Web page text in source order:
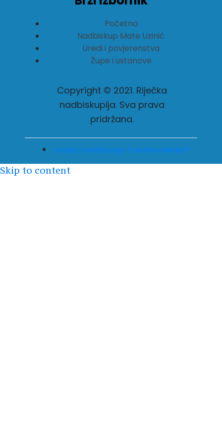
Početna
Nadbiskup Mate Uzinić
Uredi i povjerenstva
Župe i ustanove
Copyright © 2021. Riječka
nadbiskupija. Sva prava
pridržana.
Izrada i održavanje: Creative Media™
Skip to content